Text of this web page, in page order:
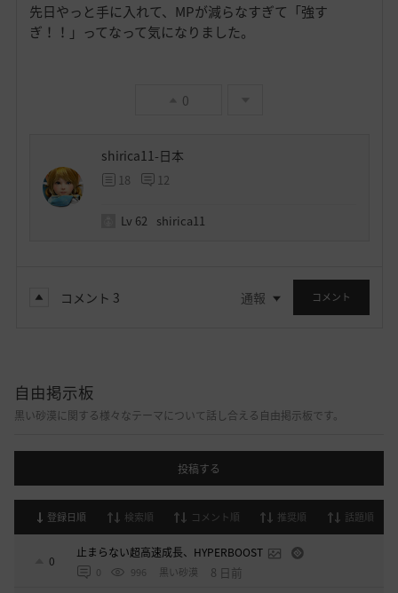
先日やっと手に入れて、MPが減らなすぎて「強す
ぎ！！」ってなって気になりました。
0
shirica11-日本
18 12
Lv 62 shirica11
コメント 3 通報 コメント
自由掲示板
黒い砂漠に関する様々なテーマについて話し合える自由掲示板です。
投稿する
登録日順 検索順 コメント順 推奨順 話題順
0
止まらない超高速成長、HYPERBOOST
0 996 黒い砂漠 8 日前